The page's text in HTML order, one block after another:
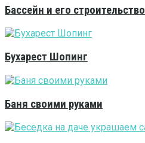
Бассейн и его строительство
Бухарест Шопинг
Баня своими руками